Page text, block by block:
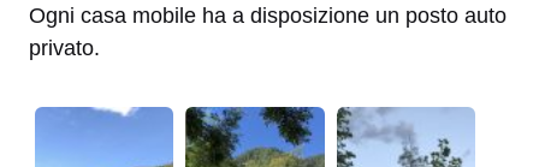
Ogni casa mobile ha a disposizione un posto auto
privato.